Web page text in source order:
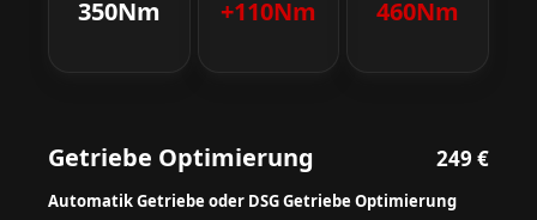
350Nm +110Nm 460Nm
Getriebe Optimierung 249 €
Automatik Getriebe oder DSG Getriebe Optimierung